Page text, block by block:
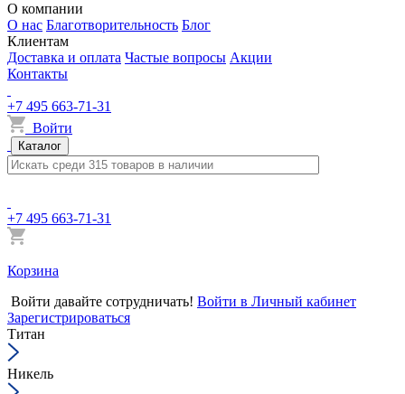
О компании
О нас Благотворительность Блог
Клиентам
Доставка и оплата Частые вопросы Акции
Контакты
+7 495 663-71-31
Войти
Каталог
+7 495 663-71-31
Корзина
Войти давайте сотрудничать! Войти в Личный кабинет
Зарегистрироваться
Титан
Никель